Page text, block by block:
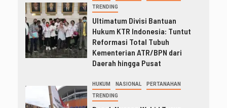
TRENDING
Ultimatum Divisi Bantuan
Hukum KTR Indonesia: Tuntut
Reformasi Total Tubuh
Kementerian ATR/BPN dari
Daerah hingga Pusat
HUKUM NASIONAL PERTANAHAN
TRENDING